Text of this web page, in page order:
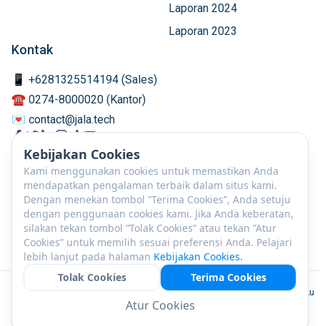
Kebijakan Cookies
Kami menggunakan cookies untuk memastikan Anda
mendapatkan pengalaman terbaik dalam situs kami.
Dengan menekan tombol ”Terima Cookies”, Anda setuju
dengan penggunaan cookies kami. Jika Anda keberatan,
silakan tekan tombol ”Tolak Cookies” atau tekan ”Atur
Cookies” untuk memilih sesuai preferensi Anda. Pelajari
lebih lanjut pada halaman Kebijakan Cookies.
Tolak Cookies
Terima Cookies
Atur Cookies
Laporan 2024
Laporan 2023
Kontak
📱 +6281325514194 (Sales)
☎️ 0274-8000020 (Kantor)
💌 contact@jala.tech
ID © 2026PT JALA Akuakultur Lestari Alamku